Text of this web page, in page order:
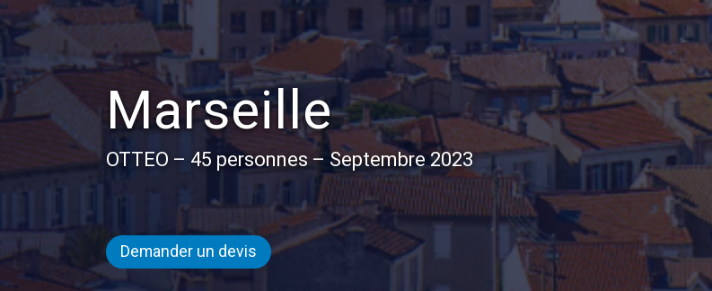
Marseille
OTTEO – 45 personnes – Septembre 2023
Demander un devis